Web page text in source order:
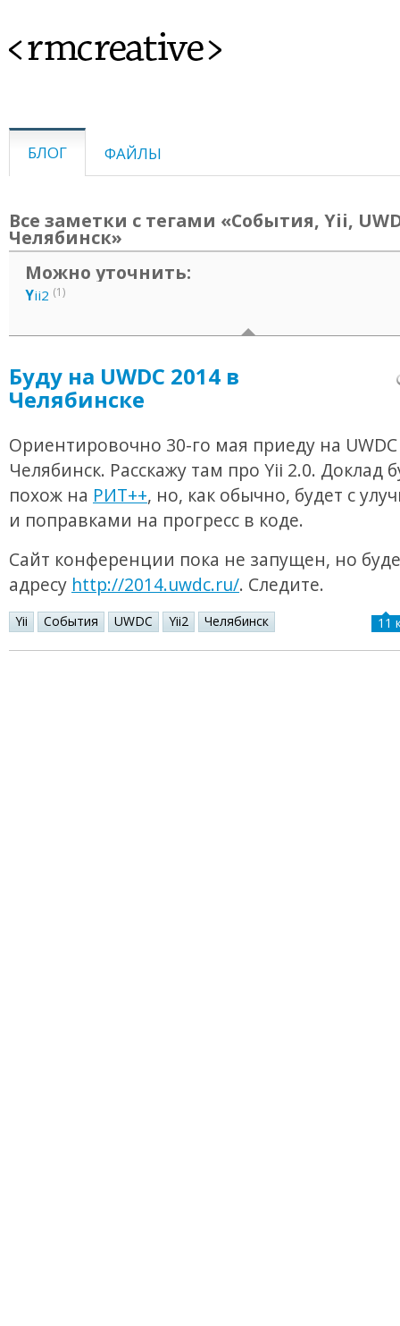
<rmcreative>
БЛОГ ФАЙЛЫ
Все заметки с тегами «События, Yii,
Челябинск»
Можно уточнить:
Yii2 (1)
Буду на UWDC 2014 в
Челябинске
Ориентировочно 30-го мая приеду на
Челябинск. Расскажу там про Yii 2.0. Доклад
похож на РИТ++, но, как обычно, будет с
и поправками на прогресс в коде.
Сайт конференции пока не запущен, но
адресу http://2014.uwdc.ru/. Следите.
Yii События UWDC Yii2 Челябинск 11